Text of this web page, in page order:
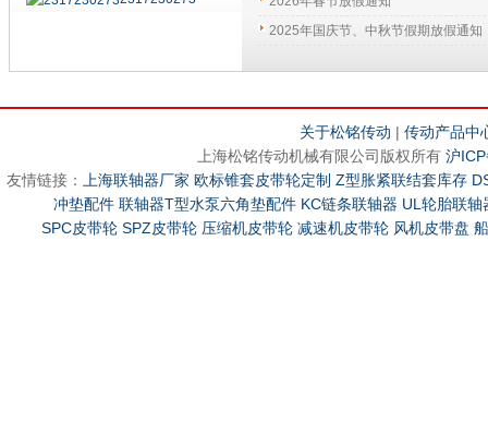
2025年国庆节、中秋节假期放假通知
关于松铭传动 | 传动产品中
上海松铭传动机械有限公司版权所有 沪
友情链接：
上海联轴器厂家 欧标锥套皮带轮定制 Z型胀紧联结套库存
冲垫配件 联轴器T型水泵六角垫配件 KC链条联轴器 UL轮胎联轴
SPC皮带轮 SPZ皮带轮 压缩机皮带轮 减速机皮带轮 风机皮带盘